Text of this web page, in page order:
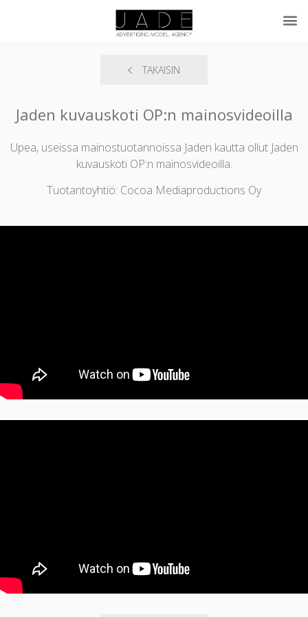
TAKAISIN
Jaden kuvauskoti OP:n mainosvideoilla
Upea, useissa mainostuotannoissa Jaden kautta ollut Jaden
kuvauskoti OP:n mainosvideoilla.
Tuotantoyhtiö: Cocoa Mediaproductions Oy